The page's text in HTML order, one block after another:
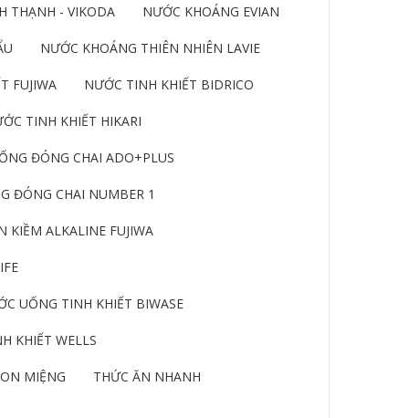
THẠNH - VIKODA NƯỚC KHOÁNG EVIAN
NƯỚC KHOÁNG THIÊN NHIÊN LAVIE
FUJIWA NƯỚC TINH KHIẾT BIDRICO
TINH KHIẾT HIKARI
ĐÓNG CHAI ADO+PLUS
ĐÓNG CHAI NUMBER 1
KIỀM ALKALINE FUJIWA
UỐNG TINH KHIẾT BIWASE
KHIẾT WELLS
MIỆNG THỨC ĂN NHANH